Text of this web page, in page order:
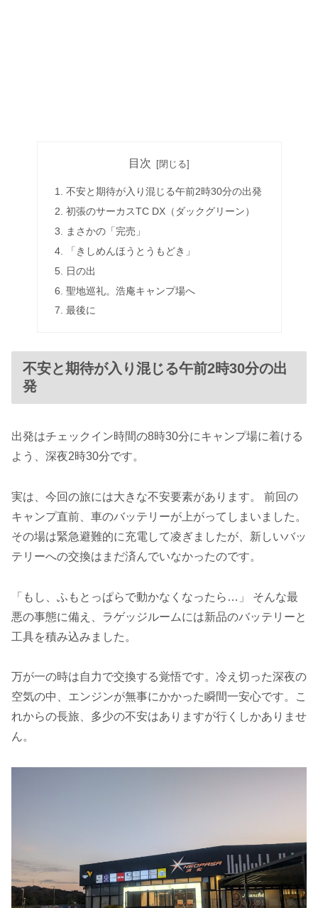
目次
不安と期待が入り混じる午前2時30分の出発
初張のサーカスTC DX（ダックグリーン）
まさかの「完売」
「きしめんほうとうもどき」
日の出
聖地巡礼。浩庵キャンプ場へ
最後に
不安と期待が入り混じる午前2時30分の出
発
出発はチェックイン時間の8時30分にキャンプ場に着ける
よう、深夜2時30分です。
実は、今回の旅には大きな不安要素があります。 前回の
キャンプ直前、車のバッテリーが上がってしまいました。
その場は緊急避難的に充電して凌ぎましたが、新しいバッ
テリーへの交換はまだ済んでいなかったのです。
「もし、ふもとっぱらで動かなくなったら…」 そんな最
悪の事態に備え、ラゲッジルームには新品のバッテリーと
工具を積み込みました。
万が一の時は自力で交換する覚悟です。冷え切った深夜の
空気の中、エンジンが無事にかかった瞬間一安心です。こ
れからの長旅、多少の不安はありますが行くしかありませ
ん。